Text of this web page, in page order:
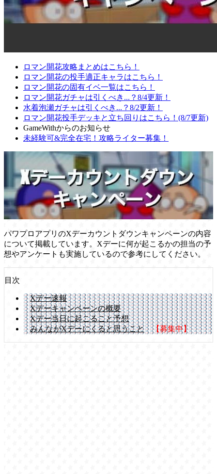
ロマン開花攻略まとめはこちら！
ロマン開花の投手適正キャラはこちら！
ロマン開花の固有イベ一覧はこちら！
ロマン開花ガチャは引くべき...？8/4更新！
水着泡瀬ガチャは引くべき...？8/2更新！
ロマン開花投手デッキと立ち回りはこちら！(8/7更新)
GameWithからのお知らせ
未経験可&完全在宅！攻略ライター募集！
パワプロアプリのXデーカウントダウンキャンペーンの内容
について掲載しています。Xデーに何が起こるかの担当の予
想やアンケートも実施しているので参考にしてください。
目次
Xデー速報
Xデーキャンペーンの概要
Xデー当日に起こること予想
みんながXデーにくると思うこと
【募集中】